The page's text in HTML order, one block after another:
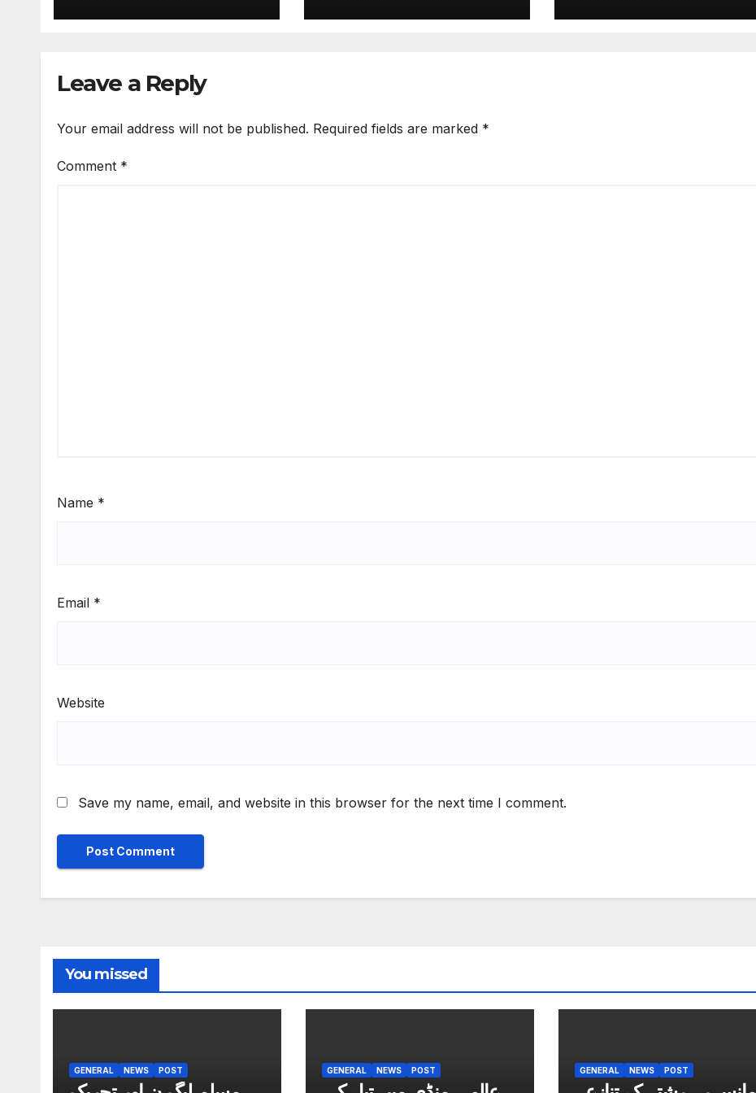
Leave a Reply
Your email address will not be published. Required fields are marked *
Comment *
Name *
Email *
Website
Save my name, email, and website in this browser for the next time I comment.
You missed
GENERAL NEWS POST GENERAL NEWS POST GENERAL NEWS POST